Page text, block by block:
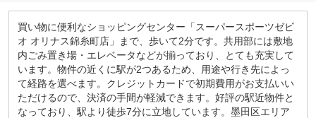
買い物に便利なショッピングセンター「スーパースポーツゼビ
オ オリナス錦糸町店」まで、歩いて2分です。共用部には敷地
内ごみ置き場・エレベータなどが揃っており、とても充実して
います。物件の近くに駅が2つあるため、用途や行き先によっ
て経路を選べます。クレジットカードで初期費用がお支払いい
ただけるので、決済の手間が軽減できます。好評の駅近物件と
なっており、駅より徒歩7分に立地しています。墨田区エリア